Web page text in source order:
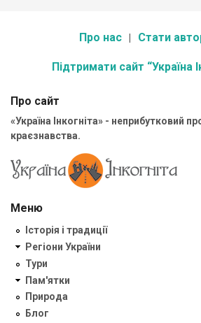
Про нас Стати
Підтримати сайт “Україна
Про сайт
«Україна Інкогніта» - неприбутковий
краєзнавства.
Меню
Історія і традиції
Регіони України
Тури
Пам'ятки
Природа
Блог